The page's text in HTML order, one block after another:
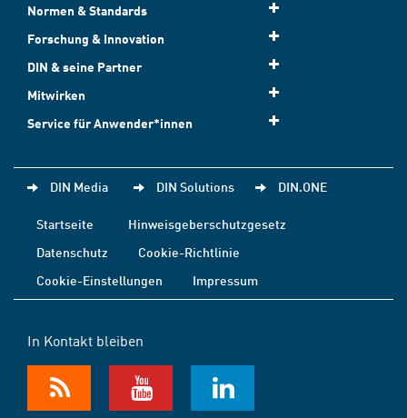
Normen & Standards
Forschung & Innovation
DIN & seine Partner
Mitwirken
Service für Anwender*innen
DIN Media DIN Solutions DIN.ONE
Startseite
Hinweisgeberschutzgesetz
Datenschutz
Cookie-Richtlinie
Cookie-Einstellungen
Impressum
In Kontakt bleiben